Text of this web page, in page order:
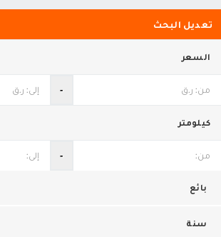
تعديل البحث
السعر
‐
كيلومتر
‐
بائع
سنة